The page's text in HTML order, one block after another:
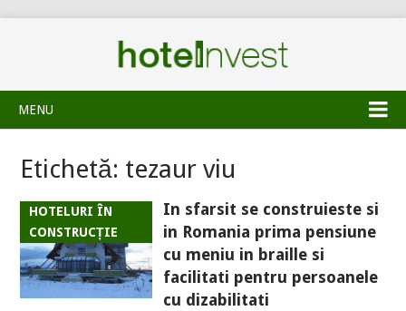
MENU
Etichetă: tezaur viu
HOTELURI ÎN
CONSTRUCȚIE
In sfarsit se construieste si
in Romania prima pensiune
cu meniu in braille si
facilitati pentru persoanele
cu dizabilitati